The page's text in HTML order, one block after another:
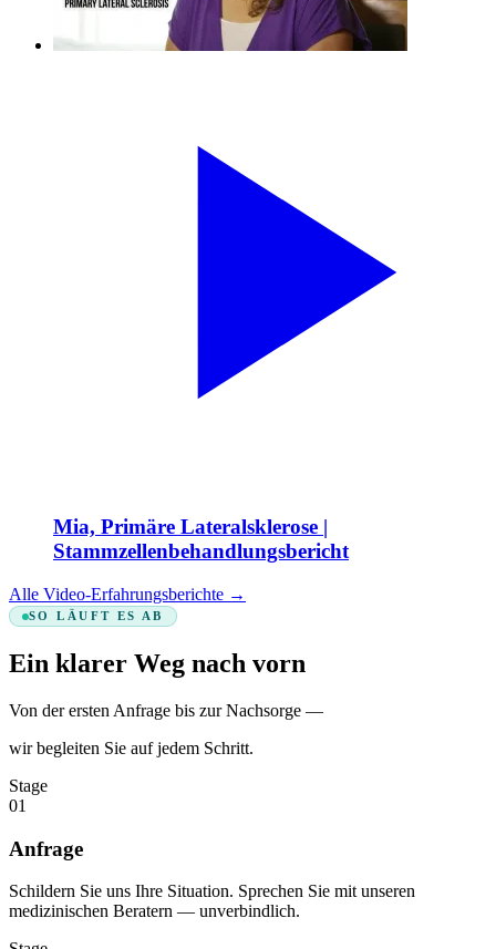
Mia, Primäre Lateralsklerose |
Stammzellenbehandlungsbericht
Alle Video-Erfahrungsberichte →
SO LÄUFT ES AB
Ein klarer Weg nach vorn
Von der ersten Anfrage bis zur Nachsorge —
wir begleiten Sie auf jedem Schritt.
Stage
01
Anfrage
Schildern Sie uns Ihre Situation. Sprechen Sie mit unseren
medizinischen Beratern — unverbindlich.